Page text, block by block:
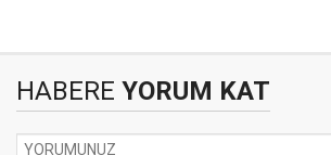
HABERE YORUM KAT